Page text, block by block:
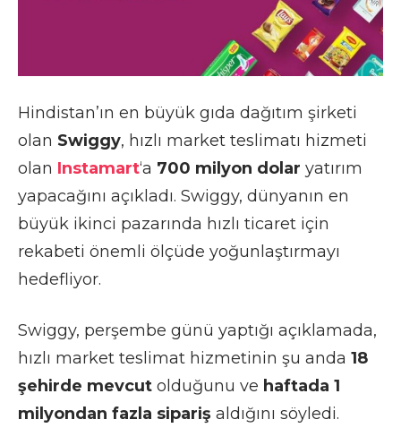
Hindistan’ın en büyük gıda dağıtım şirketi
olan Swiggy, hızlı market teslimatı hizmeti
olan Instamart‘a 700 milyon dolar yatırım
yapacağını açıkladı. Swiggy, dünyanın en
büyük ikinci pazarında hızlı ticaret için
rekabeti önemli ölçüde yoğunlaştırmayı
hedefliyor.
Swiggy, perşembe günü yaptığı açıklamada,
hızlı market teslimat hizmetinin şu anda 18
şehirde mevcut olduğunu ve haftada 1
milyondan fazla sipariş aldığını söyledi.